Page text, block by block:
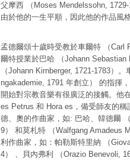
父摩西 （Moses Mendelssohn,
由於他的一生平順，因此他的作品風
孟德爾頌十歲時受教於車爾特 （Carl
爾特授業於巴哈 （Johann
（Johann Kirnberger, 1721-1783）
ngakademie, 1791 年創立） 的指揮
開始對宗教音樂有很廣泛的接觸。他
es Petrus 和 Hora es，備受師友的
德、奧的作曲家，如: 巴哈、韓德爾
9） 和莫札特 （Walfgang Amadeus
利作曲家，如：帕勒斯特里納 （
4） 、貝內弗利 （Orazio Benevoli,